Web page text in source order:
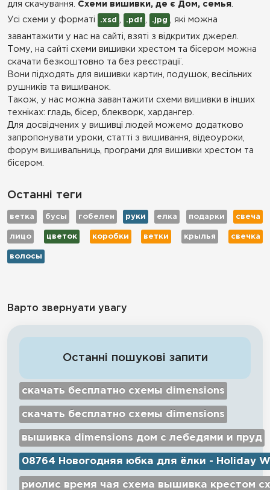
для скачування. Схеми вишивки, де є Дом, семья
Усі схеми у форматі
.xsd .pdf .jpg , які можна
завантажити у нас на сайті, взяті з відкритих джерел.
Тому, на сайті схеми вишивки хрестом та бісером можна
скачати безкоштовно та без реєстрації.
Вони підходять для вишивки картин, подушок, весільних
рушників та вишиванок.
Також, у нас можна завантажити схеми вишивки в інших
техніках: гладь, бісер, блекворк, хардангер.
Для досвідчених у вишивці людей можемо додатково
запропонувати уроки, статті з вишивання, відеоуроки,
форум вишивальниць, програми для вишивки хрестом та
бісером.
Останні теги
ветка бусы гобелен руки елка подарки свеча
лицо цветок коробки ветки крылья свечка
волосы
Варто звернуати увагу
Останні пошукові запити
скачать бесплатно схемы dimensions
скачать бесплатно схемы dimensions
вышивка dimensions дом с лебедями и пруд
08764 Новогодняя юбка для ёлки - Holiday
риолис время чая схема вышивка крестом